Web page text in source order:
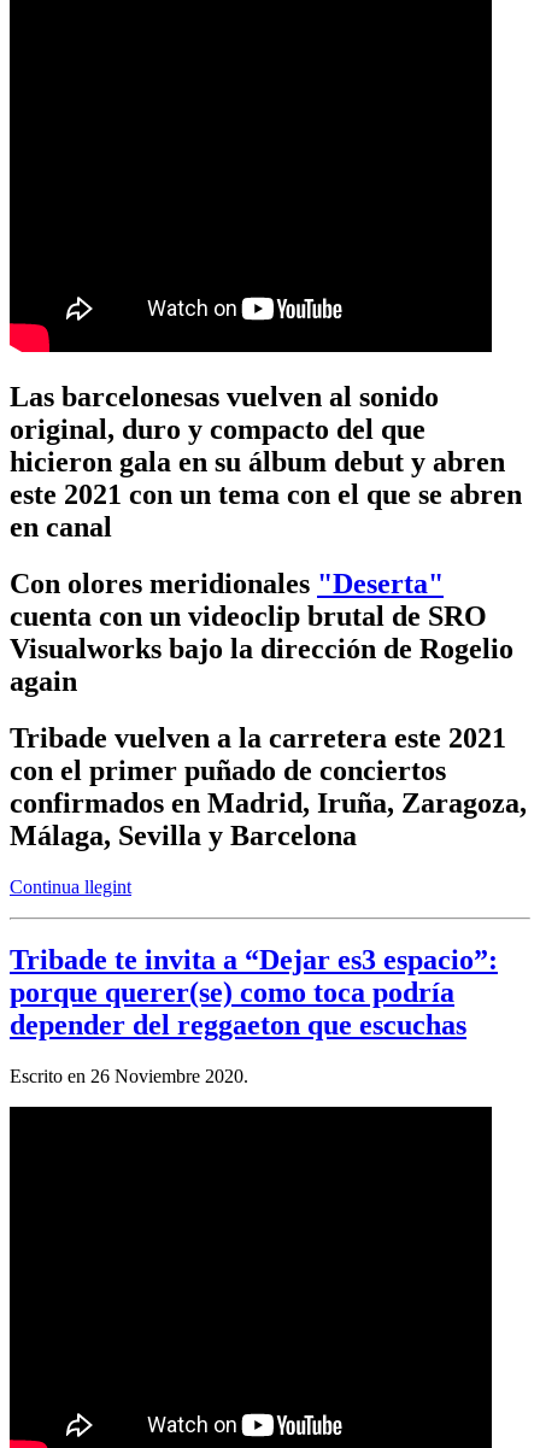
Las barcelonesas vuelven al sonido
original, duro y compacto del que
hicieron gala en su álbum debut y abren
este 2021 con un tema con el que se abren
en canal
Con olores meridionales "Deserta"
cuenta con un videoclip brutal de SRO
Visualworks bajo la dirección de Rogelio
again
Tribade vuelven a la carretera este 2021
con el primer puñado de conciertos
confirmados en Madrid, Iruña, Zaragoza,
Málaga, Sevilla y Barcelona
Continua llegint
Tribade te invita a “Dejar es3 espacio”:
porque querer(se) como toca podría
depender del reggaeton que escuchas
Escrito en 26 Noviembre 2020.